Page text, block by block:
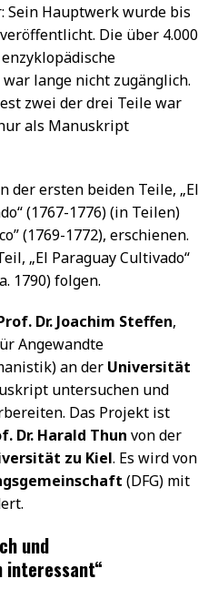
Sein Hauptwerk wurde bis
Die über 4.000
lange nicht zugänglich.
zwei der drei Teile war
als Manuskript
der ersten beiden Teile, „El
(1767-1776) (in Teilen)
(1769-1772), erschienen.
„El Paraguay Cultivado“
1790) folgen.
Dr. Joachim Steffen,
Angewandte
an der Universität
untersuchen und
Das Projekt ist
Dr. Harald Thun von der
zu Kiel. Es wird von
(DFG) mit
und